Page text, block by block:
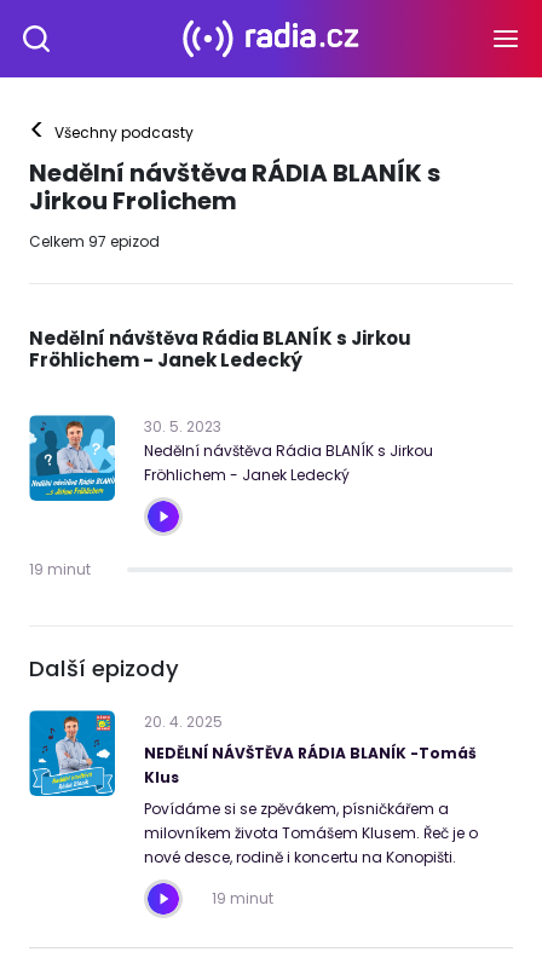
< Všechny podcasty
Nedělní návštěva RÁDIA BLANÍK s
Jirkou Frolichem
Celkem 97 epizod
Nedělní návštěva Rádia BLANÍK s Jirkou
Fröhlichem - Janek Ledecký
30. 5. 2023
Nedělní návštěva Rádia BLANÍK s Jirkou
Fröhlichem - Janek Ledecký
19 minut
Další epizody
20. 4. 2025
NEDĚLNÍ NÁVŠTĚVA RÁDIA BLANÍK -Tomáš
Klus
Povídáme si se zpěvákem, písničkářem a
milovníkem života Tomášem Klusem. Řeč je o
nové desce, rodině i koncertu na Konopišti.
19 minut